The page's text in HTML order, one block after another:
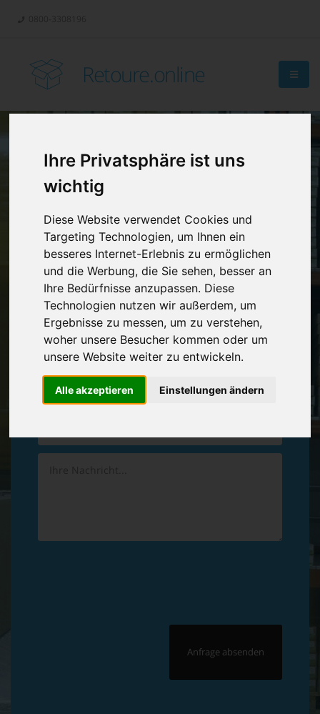
Ihre Privatsphäre ist uns
wichtig
Diese Website verwendet Cookies und
Targeting Technologien, um Ihnen ein
besseres Internet-Erlebnis zu ermöglichen
und die Werbung, die Sie sehen, besser an
Ihre Bedürfnisse anzupassen. Diese
Technologien nutzen wir außerdem, um
Ergebnisse zu messen, um zu verstehen,
woher unsere Besucher kommen oder um
unsere Website weiter zu entwickeln.
Alle akzeptieren Einstellungen ändern
Retoure.online
Retouren-
Management?
Vereinbaren Sie einenRückruf
Hinterlassen Sie uns gern eine persönliche Nachricht.